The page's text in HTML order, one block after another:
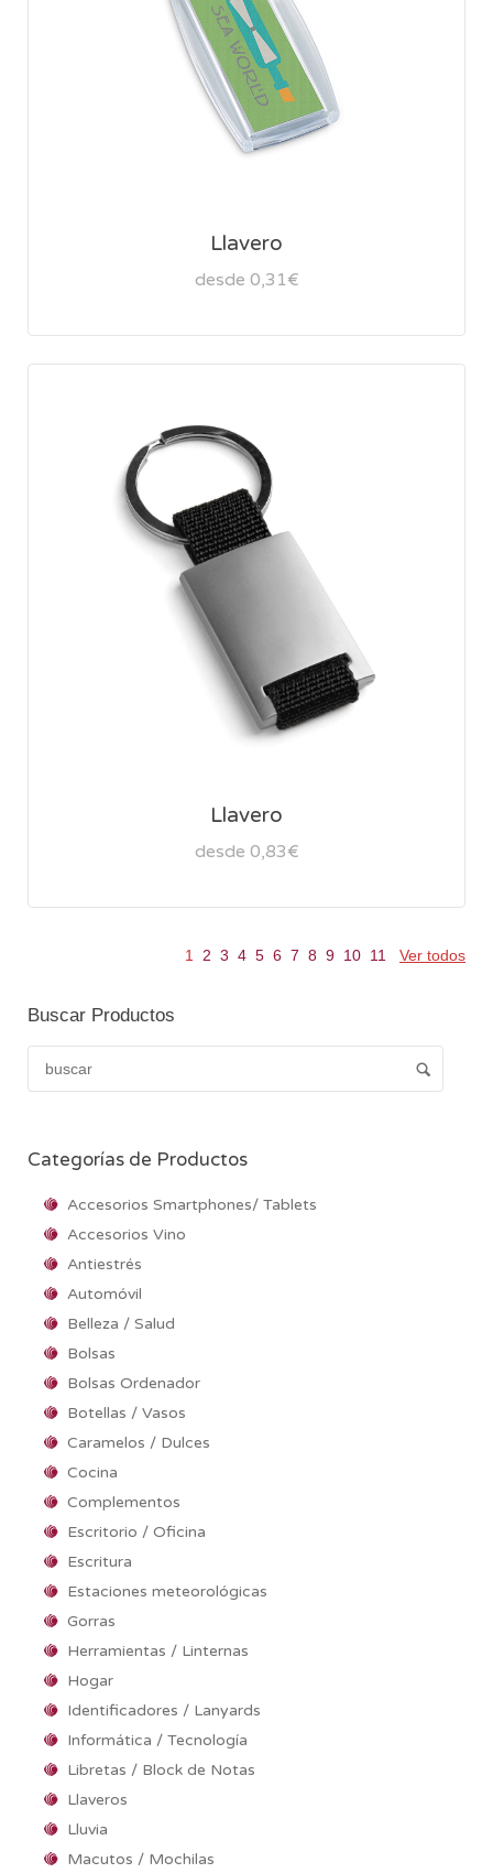
Llavero
desde 0,31€
Llavero
desde 0,83€
1 2 3 4 5 6 7 8 9 10 11 Ver todos
Buscar Productos
Categorías de Productos
Accesorios Smartphones/ Tablets
Accesorios Vino
Antiestrés
Automóvil
Belleza / Salud
Bolsas
Bolsas Ordenador
Botellas / Vasos
Caramelos / Dulces
Cocina
Complementos
Escritorio / Oficina
Escritura
Estaciones meteorológicas
Gorras
Herramientas / Linternas
Hogar
Identificadores / Lanyards
Informática / Tecnología
Libretas / Block de Notas
Llaveros
Lluvia
Macutos / Mochilas